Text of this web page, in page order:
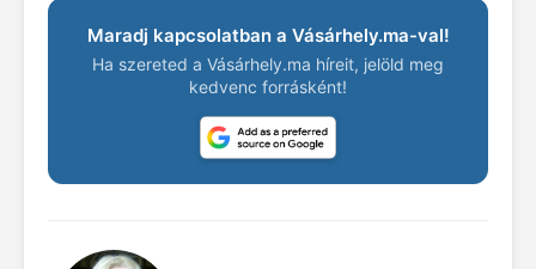
Maradj kapcsolatban a Vásárhely.ma-val!
Ha szereted a Vásárhely.ma híreit, jelöld meg
kedvenc forrásként!